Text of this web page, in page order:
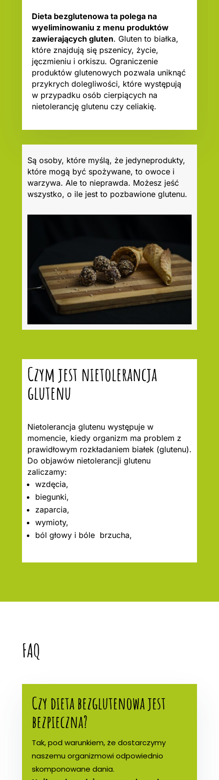
Dieta bezglutenowa ta polega na
wyeliminowaniu z menu produktów
zawierających gluten. Gluten to białka,
które znajdują się pszenicy, życie,
jęczmieniu i orkiszu. Ograniczenie
produktów glutenowych pozwala uniknąć
przykrych dolegliwości, które występują
w przypadku osób cierpiących na
nietolerancję glutenu czy celiakię.
Są osoby, które myślą, że jedyneprodukty,
które mogą być spożywane, to owoce i
warzywa. Ale to nieprawda. Możesz jeść
wszystko, o ile jest to pozbawione glutenu.
Czym jest nietolerancja
glutenu
Nietolerancja glutenu występuje w
momencie, kiedy organizm ma problem z
prawidłowym rozkładaniem białek (glutenu).
Do objawów nietolerancji glutenu
zaliczamy:
wzdęcia,
biegunki,
zaparcia,
wymioty,
ból głowy i bóle brzucha,
FAQ
Czy dieta bezglutenowa jest
bezpieczna?
Tak, pod warunkiem, że dostarczymy
naszemu organizmowi odpowiednio
skomponowane dania.